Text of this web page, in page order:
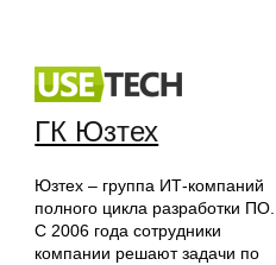
ГК Юзтех
Юзтех – группа ИТ-компаний
полного цикла разработки ПО.
С 2006 года сотрудники
компании решают задачи по